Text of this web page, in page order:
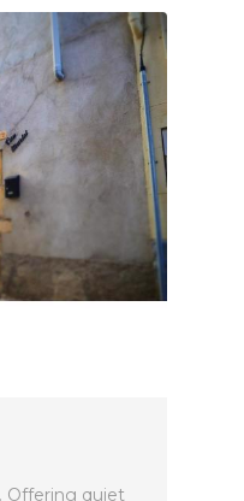
Offering quiet